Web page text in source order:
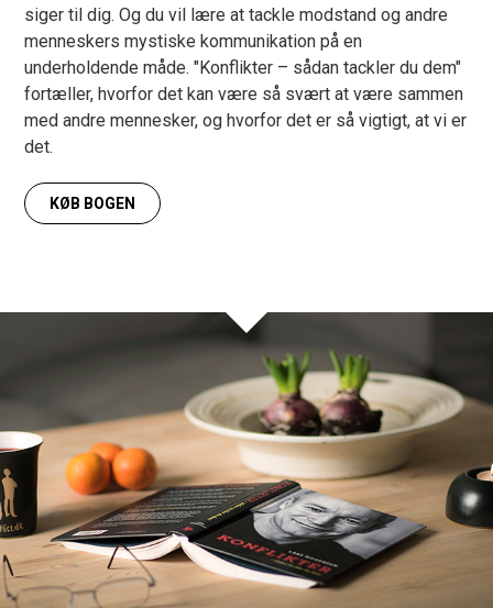
siger til dig. Og du vil lære at tackle modstand og andre
menneskers mystiske kommunikation på en
underholdende måde. "Konflikter – sådan tackler du dem"
fortæller, hvorfor det kan være så svært at være sammen
med andre mennesker, og hvorfor det er så vigtigt, at vi er
det.
KØB BOGEN